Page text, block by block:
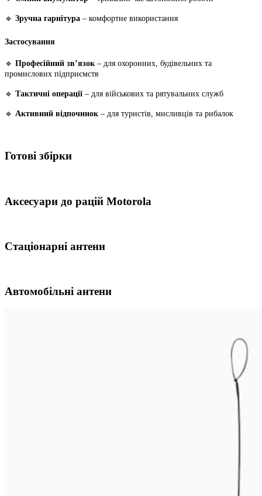
🔹 Зручна гарнітура – комфортне використання
Застосування
🔹 Професійний зв’язок – для охоронних, будівельних та
промислових підприємств
🔹 Тактичні операції – для військових та рятувальних служб
🔹 Активний відпочинок – для туристів, мисливців та рибалок
Готові збірки
Аксесуари до рацій Motorola
Стаціонарні антени
Автомобільні антени